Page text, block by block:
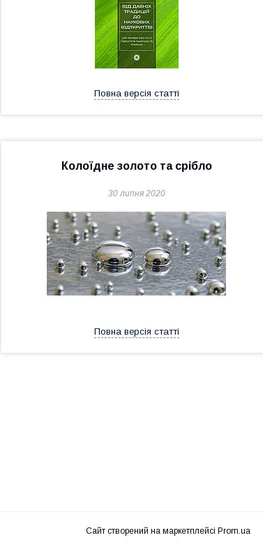
Повна версія статті
Колоїдне золото та срібло
30 липня 2020
Повна версія статті
Сайт створений на маркетплейсі Prom.ua